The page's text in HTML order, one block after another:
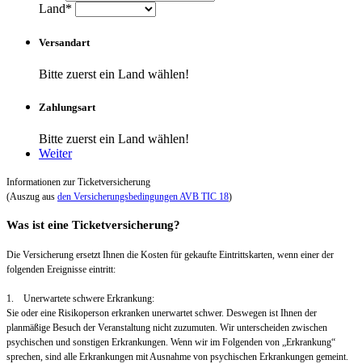
Land*
Versandart
Bitte zuerst ein Land wählen!
Zahlungsart
Bitte zuerst ein Land wählen!
Weiter
Informationen zur Ticketversicherung
(Auszug aus den Versicherungsbedingungen AVB TIC 18)
Was ist eine Ticketversicherung?
Die Versicherung ersetzt Ihnen die Kosten für gekaufte Eintrittskarten, wenn einer der
folgenden Ereignisse eintritt:
1. Unerwartete schwere Erkrankung:
Sie oder eine Risikoperson erkranken unerwartet schwer. Deswegen ist Ihnen der
planmäßige Besuch der Veranstaltung nicht zuzumuten. Wir unterscheiden zwischen
psychischen und sonstigen Erkrankungen. Wenn wir im Folgenden von „Erkrankung“
sprechen, sind alle Erkrankungen mit Ausnahme von psychischen Erkrankungen gemeint.